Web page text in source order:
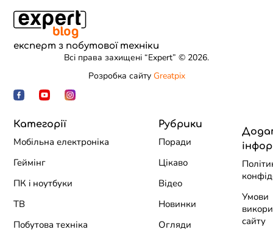
експерт з побутової техніки
Всі права захищені “Expert” © 2026.
Розробка сайту Greatpix
Категорії
Мобільна електроніка
Геймінг
ПК i ноутбуки
ТВ
Побутова техніка
Рубрики
Поради
Цікаво
Відео
Новинки
Огляди
Умови
сайту